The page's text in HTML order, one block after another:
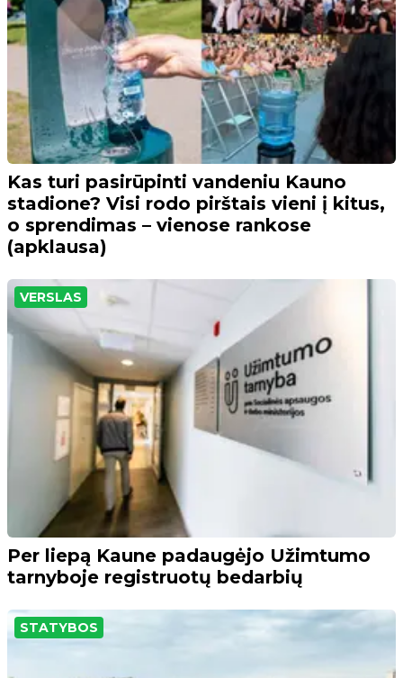
Kas turi pasirūpinti vandeniu Kauno
stadione? Visi rodo pirštais vieni į kitus,
o sprendimas – vienose rankose
(apklausa)
VERSLAS
Per liepą Kaune padaugėjo Užimtumo
tarnyboje registruotų bedarbių
STATYBOS